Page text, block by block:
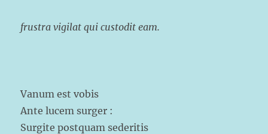
frustra vigilat qui custodit eam.
Vanum est vobis
Ante lucem surger :
Surgite postquam sederitis